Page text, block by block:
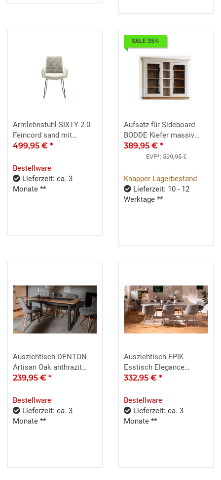
Armlehnstuhl SIXTY 2.0
Feincord sand mit
Metallgestell
499,95 € *
Bestellware
Lieferzeit: ca. 3
Monate **
SALE 35%
Aufsatz für Sideboard
BODDE Kiefer massiv
vintage used Look
389,95 € *
EVP¹:599,95 €
Knapper Lagerbestand
Lieferzeit: 10 - 12
Werktage **
Ausziehtisch DENTON
Artisan Oak anthrazit
ausziehbar 200 cm
239,95 € *
Bestellware
Lieferzeit: ca. 3
Monate **
Ausziehtisch EPIK
Esstisch Elegance
Endgrain Graustufen
332,95 € *
Bestellware
Lieferzeit: ca. 3
Monate **